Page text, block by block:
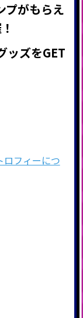
プがもらえ
！
ッズをGET
ロフィーにつ